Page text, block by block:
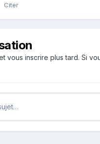
Citer
vous inscrire plus tard. Si